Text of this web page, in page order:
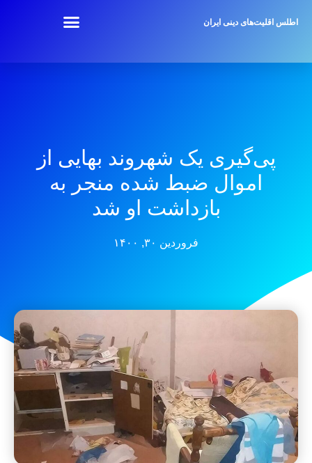
اطلس اقلیت‌های دینی ایران
پی‌گیری یک شهروند بهایی از
اموال ضبط شده منجر به
بازداشت او شد
فروردین ۳۰, ۱۴۰۰